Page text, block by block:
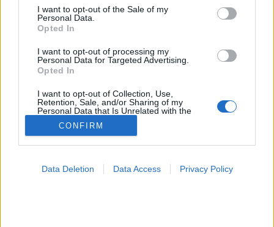
consent section.
I want to opt-out of the Sale of my
Personal Data.
Opted In
I want to opt-out of processing my
Personal Data for Targeted Advertising.
Opted In
I want to opt-out of Collection, Use,
Retention, Sale, and/or Sharing of my
Personal Data that Is Unrelated with the
Purposes for which it was collected.
Opted Out
CONFIRM
Data Deletion Data Access Privacy Policy
Táplálkozás
2026. július 07. 08:04